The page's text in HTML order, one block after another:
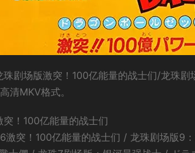
剧场版激突！100亿能量的战士们/龙珠
清MKV格式。
突！100亿能量的战士们
激突！100亿能量的战士们 / 龙珠剧场版